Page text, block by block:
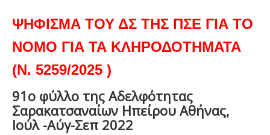
ΨΗΦΙΣΜΑ ΤΟΥ ΔΣ ΤΗΣ ΠΣΕ ΓΙΑ ΤΟ
ΝΟΜΟ ΓΙΑ ΤΑ ΚΛΗΡΟΔΟΤΗΜΑΤΑ
(Ν. 5259/2025 )
91ο φύλλο της Αδελφότητας
Σαρακατσαναίων Ηπείρου Αθήνας,
Ιούλ -Αύγ-Σεπ 2022